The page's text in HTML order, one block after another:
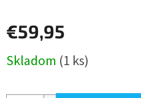
€59,95
cena:
Skladom (1 ks)